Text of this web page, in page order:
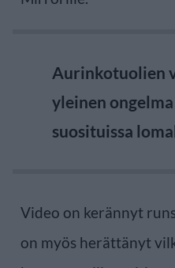
Aurinkotuolien
yleinen
suosituissa
Video on kerännyt
on myös herättänyt